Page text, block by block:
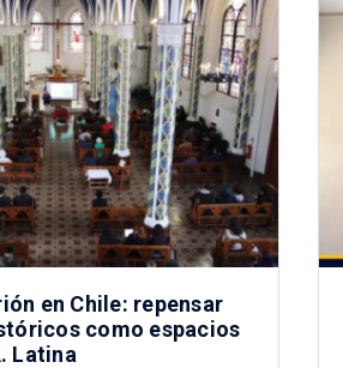
en Chile: repensar
como espacios
Latina